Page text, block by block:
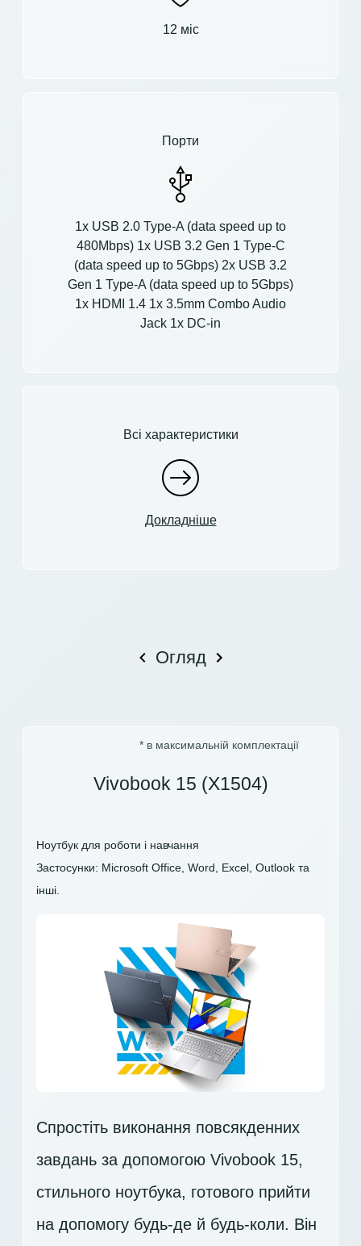
12 міс
Порти
1x USB 2.0 Type-A (data speed up to
480Mbps) 1x USB 3.2 Gen 1 Type-C
(data speed up to 5Gbps) 2x USB 3.2
Gen 1 Type-A (data speed up to 5Gbps)
1x HDMI 1.4 1x 3.5mm Combo Audio
Jack 1x DC-in
Всі характеристики
Докладніше
Огляд
* в максимальній комплектації
Vivobook 15 (X1504)
Ноутбук для роботи і навчання
Застосунки: Microsoft Office, Word, Excel, Outlook та
інші.
Спростіть виконання повсякденних
завдань за допомогою Vivobook 15,
стильного ноутбука, готового прийти
на допомогу будь-де й будь-коли. Він